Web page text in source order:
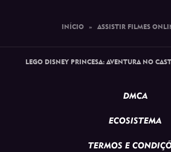
INÍCIO » ASSISTIR FILMES
LEGO DISNEY PRINCESA: AVENTURA NO
DMCA
ECOSISTEMA
TERMOS E